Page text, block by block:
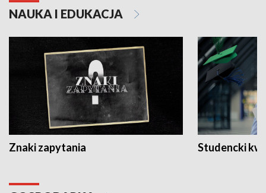
NAUKA I EDUKACJA
Znaki zapytania Studencki